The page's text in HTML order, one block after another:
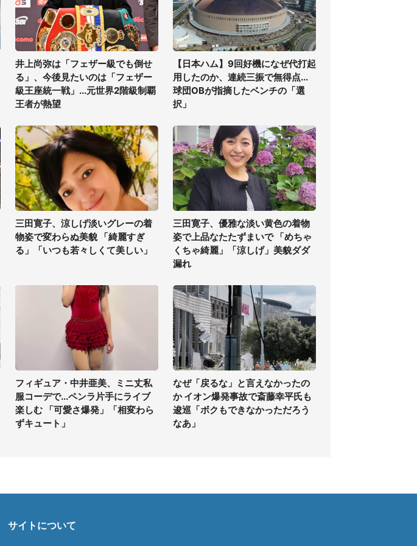
井上尚弥は「フェザー級でも倒せ
る」、今後見たいのは「フェザー
級王座統一戦」...元世界2階級制覇
王者が熱望
【日本ハム】9回好機になぜ代打起
用したのか、連続三振で無得点...
球団OBが指摘したベンチの「選
択」
三田寛子、涼しげ淡いグレーの着
物姿で変わらぬ美貌 「綺麗すぎ
る」「いつも若々しくて美しい」
三田寛子、優雅な淡い黄色の着物
姿で上品なたたずまいで 「めちゃ
くちゃ綺麗」「涼しげ」美貌ダダ
漏れ
フィギュア・中井亜美、ミニ丈私
服コーデで...ペンラ片手にライブ
楽しむ 「可愛さ爆発」「相変わら
ずキュート」
なぜ「戻るな」と言えなかったの
か イオン爆発事故で斎藤幸平氏も
逡巡「ボクもできなかっただろう
なあ」
サイトについて